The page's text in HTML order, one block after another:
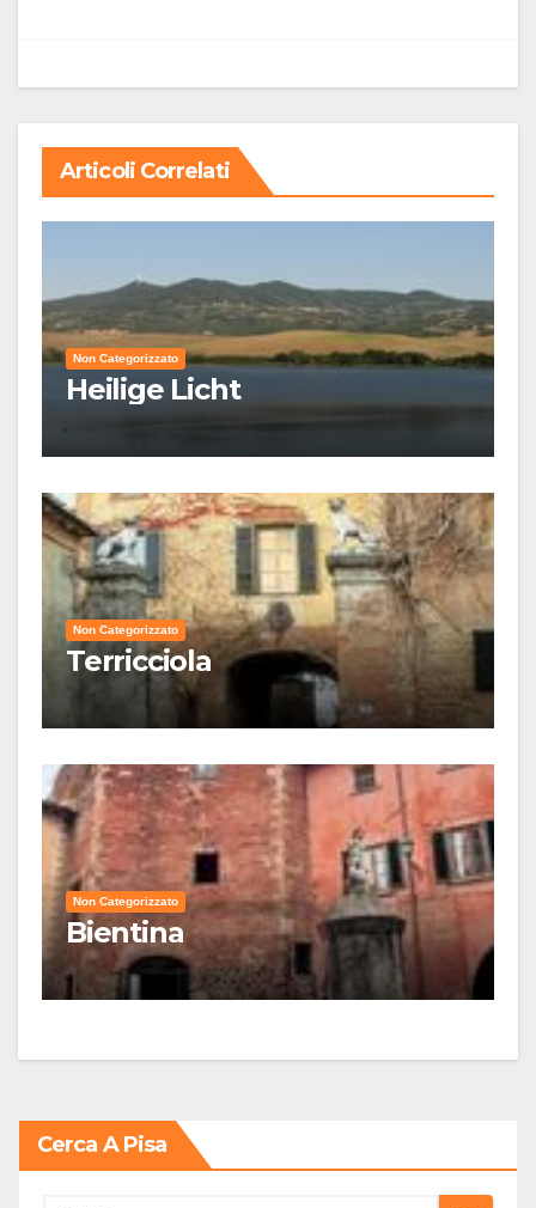
Articoli Correlati
Non Categorizzato
Heilige Licht
Non Categorizzato
Terricciola
Non Categorizzato
Bientina
Cerca A Pisa